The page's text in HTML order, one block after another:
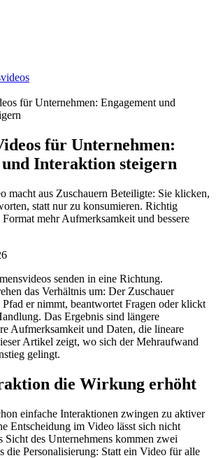
für Unternehmen: Engagement und
für Unternehmen:
und Interaktion steigern
macht aus Zuschauern Beteiligte: Sie klicken,
statt nur zu konsumieren. Richtig
mehr Aufmerksamkeit und bessere
senden in eine Richtung.
das Verhältnis um: Der Zuschauer
Pfad er nimmt, beantwortet Fragen oder klickt
Das Ergebnis sind längere
Aufmerksamkeit und Daten, die lineare
Artikel zeigt, wo sich der Mehraufwand
gelingt.
die Wirkung erhöht
einfache Interaktionen zwingen zu aktiver
Entscheidung im Video lässt sich nicht
Sicht des Unternehmens kommen zwei
die Personalisierung: Statt ein Video für alle